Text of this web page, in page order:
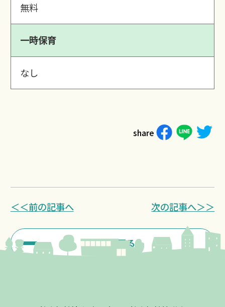
無料
一時保育
なし
share
＜＜前の記事へ
一覧に戻る
次の記事へ＞＞